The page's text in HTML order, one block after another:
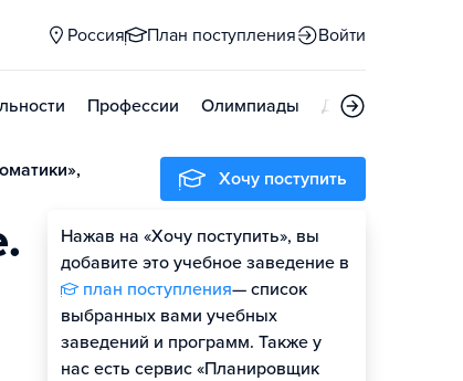
Россия План поступления Войти
Профессии Олимпиады Дни открытых
Хочу поступить
Нажав на «Хочу поступить», вы
добавите это учебное заведение в
план поступления— список
выбранных вами учебных
заведений и программ. Также у
нас есть сервис «Планировщик